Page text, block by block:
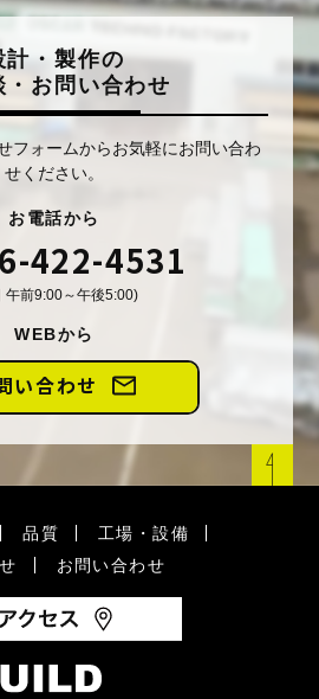
計・製作の
・お問い合わせ
フォームからお気軽にお問い合わ
せください。
お電話から
422-4531
午前9:00～午後5:00)
WEBから
い合わせ
品質
工場・設備
お問い合わせ